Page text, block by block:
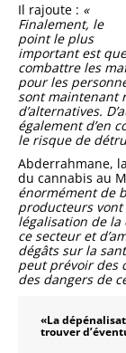
Il rajoute : «
Finalement, le
point le plus
important est
combattre les
pour les
sont maintenant
d’alternatives.
également d’en
le risque de
Abderrahmane,
du can­nabis au
énormément de
producteurs vont
légalisation de la
ce secteur et
dégâts sur la
peut pré­voir des
des dangers de
«La
trouver